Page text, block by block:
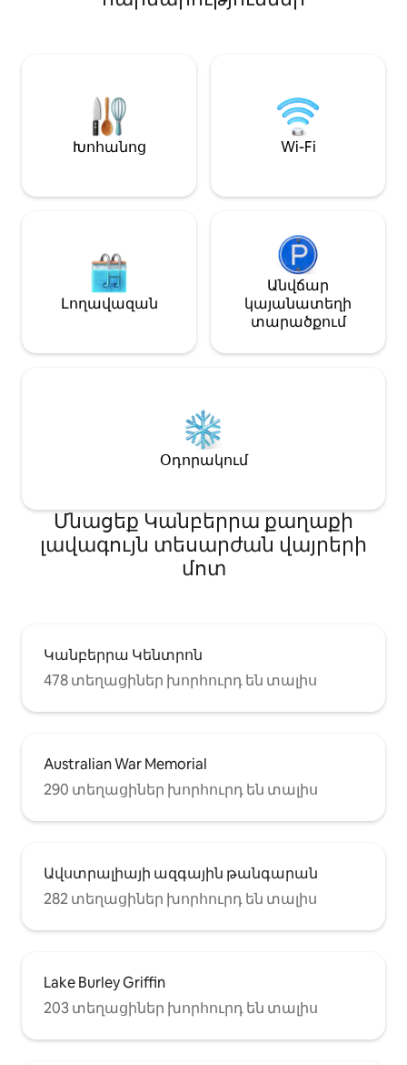
համն ու հոտը քաղաքում: Գեղեցիկ
խոհանոց, այդ թվում ՝ Միելե ջեռոց,
սրճեփ, միկրոալիքային վառարան,
թեյնիկ, տոստեր և լրիվ չափի
սառնարան ։ Հյուրերին կընդունեն
փայլուն, հաց, կաթ, քաղցր
՝ Մեգի, Գարեջուր և Օփրա և
ցանկացած թեյ, որը ցանկանում է:
Երկկողմանի լոգասենյակը
ներառում է Mor շամպունի,
կոնդիցիոների, մարմնի լվացման,
ներթափանցումներ ։ Նրանց
խոզանակ, ատամի մածուկ,
ցնցուղի գլխարկ, ճամփորդական
հավաքածու (կարի անհրաժեշտ
պարագաներով) և նույնիսկ
առանձնության
քաղաքային
արկածների
տարածքը ձեր
Ամրագրեք ձեր
ծանոթացեք
Խոհանոց Wi-Fi
Լողավազան
Անվճար
կայանատեղի
տարածքում
Օդորակում
Մնացեք Կանբերրա քաղաքի
լավագույն տեսարժան վայրերի
մոտ
Կանբերրա Կենտրոն
478 տեղացիներ խորհուրդ են տալիս
Australian War Memorial
290 տեղացիներ խորհուրդ են տալիս
Ավստրալիայի ազգային թանգարան
282 տեղացիներ խորհուրդ են տալիս
Lake Burley Griffin
203 տեղացիներ խորհուրդ են տալիս